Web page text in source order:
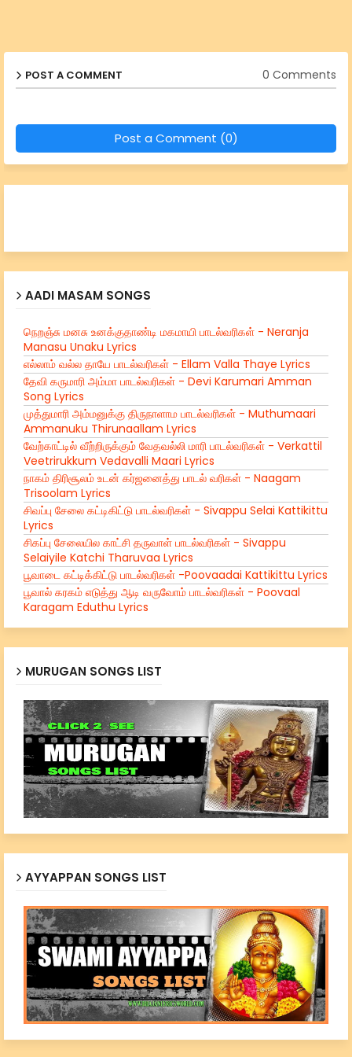
POST A COMMENT 0 Comments
Post a Comment (0)
AADI MASAM SONGS
நெறஞ்சு மனசு உனக்குதாண்டி மகமாயி பாடல்வரிகள் - Neranja
Manasu Unaku Lyrics
எல்லாம் வல்ல தாயே பாடல்வரிகள் - Ellam Valla Thaye Lyrics
தேவி கருமாரி அம்மா பாடல்வரிகள் - Devi Karumari Amman
Song Lyrics
முத்துமாரி அம்மனுக்கு திருநாளாம பாடல்வரிகள் - Muthumaari
Ammanuku Thirunaallam Lyrics
வேற்காட்டில் வீற்றிருக்கும் வேதவல்லி மாரி பாடல்வரிகள் - Verkattil
Veetrirukkum Vedavalli Maari Lyrics
நாகம் திரிசூலம் உடன் கர்ஜனைத்து பாடல் வரிகள் - Naagam
Trisoolam Lyrics
சிவப்பு சேலை கட்டிகிட்டு பாடல்வரிகள் - Sivappu Selai Kattikittu
Lyrics
சிகப்பு சேலையில காட்சி தருவாள் பாடல்வரிகள் - Sivappu
Selaiyile Katchi Tharuvaa Lyrics
பூவாடை கட்டிக்கிட்டு பாடல்வரிகள் -Poovaadai Kattikittu Lyrics
பூவால் கரகம் எடுத்து ஆடி வருவோம் பாடல்வரிகள் - Poovaal
Karagam Eduthu Lyrics
MURUGAN SONGS LIST
AYYAPPAN SONGS LIST